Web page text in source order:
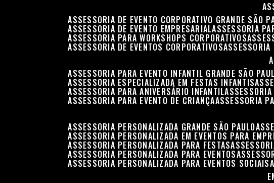
ASSESSORIA DE EVENTO CORPORATIVO GRANDE SÃO
ASSESSORIA DE EVENTO EMPRESARIAL ASSESSORIA
ASSESSORIA PARA WORKSHOPS CORPORATIVOS
ASSESSORIA DE EVENTOS CORPORATIVOS
ASSESSORIA PARA EVENTO INFANTIL GRANDE SÃO
ASSESSORIA ESPECIALIZADA EM FESTAS INFANTIS
ASSESSORIA PARA ANIVERSÁRIO INFANTIL
ASSESSORIA PARA EVENTO DE CRIANÇA ASSESSORIA
ASSESSORIA PERSONALIZADA GRANDE SÃO PAULO
ASSESSORIA PERSONALIZADA EM EVENTOS PARA
ASSESSORIA PERSONALIZADA PARA FESTAS
ASSESSORIA PERSONALIZADA PARA EVENTOS
ASSESSORIA PERSONALIZADA PARA EVENTOS SOCIAIS